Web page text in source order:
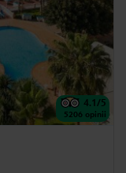
4.1/5
5206 opinii